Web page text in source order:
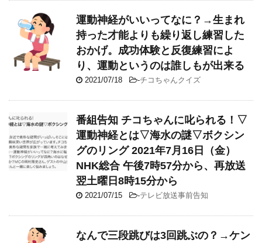
運動神経がいいってなに？→生まれ
持った才能よりも繰り返し練習した
おかげ。成功体験と反復練習によ
り、運動というのは誰しもが出来る
2021/07/18 -チコちゃんクイズ
番組告知 チコちゃんに叱られる！▽
運動神経とは▽海水の謎▽ボクシン
グのリング 2021年7月16日（金）
NHK総合 午後7時57分から、再放送
翌土曜日8時15分から
2021/07/15 -テレビ放送事前告知
なんで三段跳びは3回跳ぶの？→ケン